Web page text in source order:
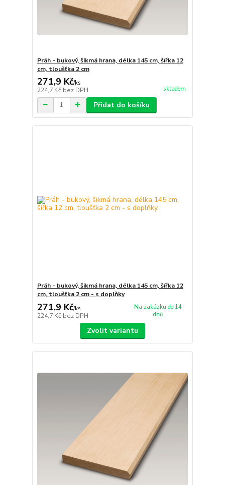
Práh - bukový, šikmá hrana, délka 145 cm, šířka 12
cm, tloušťka 2 cm
271,9 Kč/ks
224,7 Kč bez DPH skladem
Přidat do košíku
Práh - bukový, šikmá hrana, délka 145 cm, šířka 12
cm, tloušťka 2 cm - s doplňky
271,9 Kč/ks
224,7 Kč bez DPH
Na zakázku do 14
dnů
Zvolit variantu